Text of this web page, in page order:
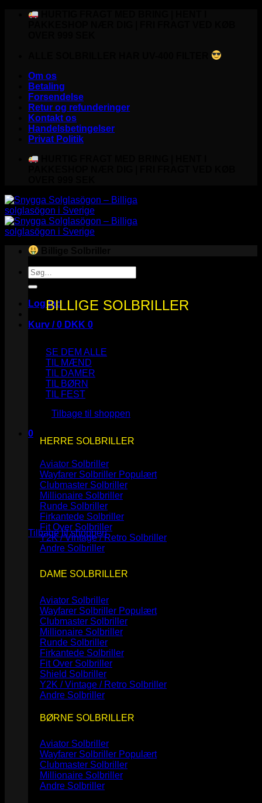
Fortsæt
Om os
Betaling
Forsendelse
Retur og refunderinger
Kontakt os
Handelsbetingelser
Privat Politik
Søg
efter:
Log ind
Kurv /0 DKK 0
Ingen varer i kurven.
Tilbage til shoppen
0
Kurv
Ingen varer i kurven.
Tilbage til shoppen
BILLIGE SOLBRILLER
SE DEM ALLE
TIL MÆND
TIL DAMER
TIL BØRN
TIL FEST
HERRE SOLBRILLER
Aviator Solbriller
Wayfarer Solbriller
Clubmaster Solbriller
Millionaire Solbriller
Runde Solbriller
Firkantede Solbriller
Fit Over Solbriller
Y2K / Vintage / Retro Solbriller
Andre Solbriller
DAME SOLBRILLER
Aviator Solbriller
Wayfarer Solbriller
Clubmaster Solbriller
Millionaire Solbriller
Runde Solbriller
Firkantede Solbriller
Fit Over Solbriller
Shield Solbriller
Y2K / Vintage / Retro Solbriller
Andre Solbriller
BØRNE SOLBRILLER
Aviator Solbriller
Wayfarer Solbriller
Clubmaster Solbriller
Millionaire Solbriller
Andre Solbriller